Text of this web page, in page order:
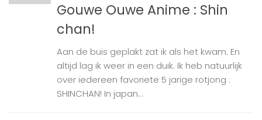
Gouwe Ouwe Anime : Shin
chan!
Aan de buis geplakt zat ik als het kwam. En
altijd lag ik weer in een duik. Ik heb natuurlijk
over iedereen favoriete 5 jarige rotjong :
SHINCHAN! In japan...